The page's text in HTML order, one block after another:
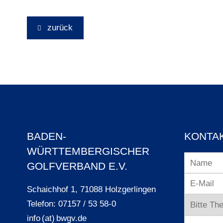
zurück
BADEN-
WÜRTTEMBERGISCHER
GOLFVERBAND E.V.
Schaichhof 1, 71088 Holzgerlingen
Telefon: 07157 / 53 58-0
info (at) bwgv.de